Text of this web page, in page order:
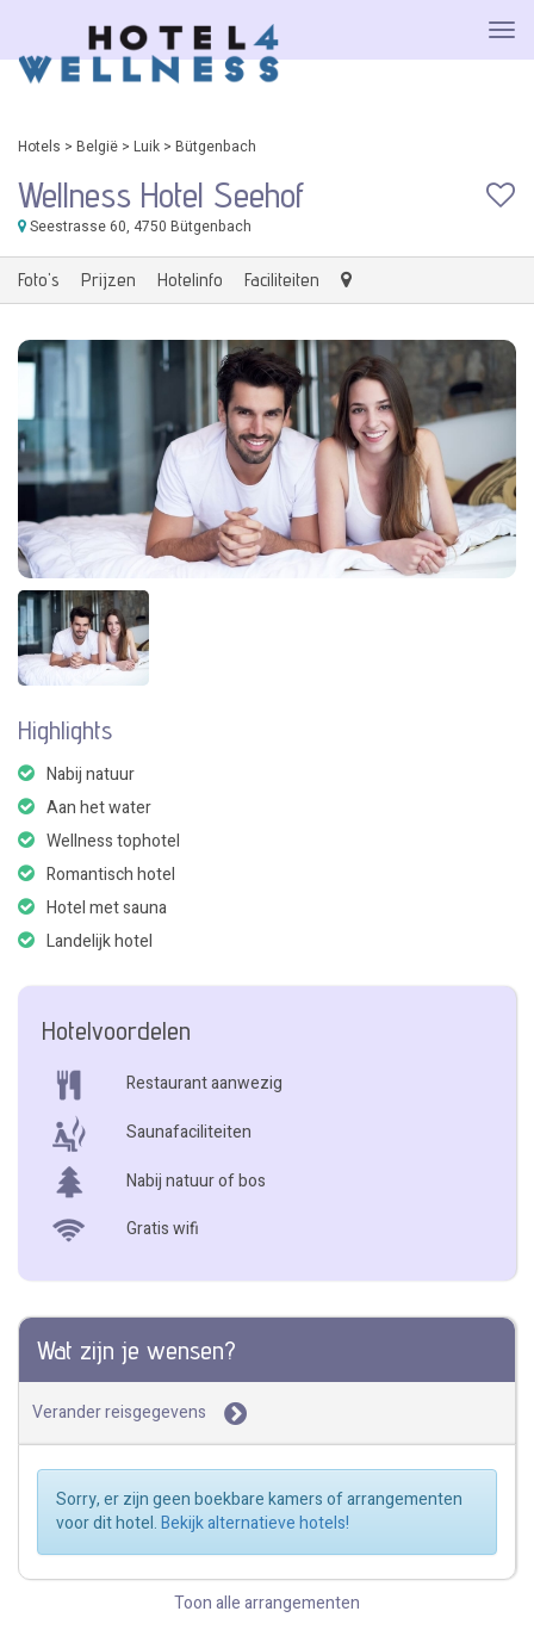
Hotels > België > Luik > Bütgenbach
Wellness Hotel Seehof
Seestrasse 60, 4750 Bütgenbach
Foto's Prijzen Hotelinfo Faciliteiten
Highlights
Nabij natuur
Aan het water
Wellness tophotel
Romantisch hotel
Hotel met sauna
Landelijk hotel
Hotelvoordelen
Restaurant aanwezig
Saunafaciliteiten
Nabij natuur of bos
Gratis wifi
Wat zijn je wensen?
Verander reisgegevens
Sorry, er zijn geen boekbare kamers of arrangementen
voor dit hotel.Bekijk alternatieve hotels!
Toon alle arrangementen